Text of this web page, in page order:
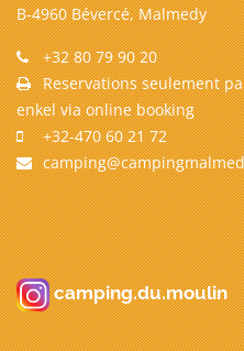
B-4960 Bévercé, Malmedy
+32 80 79 90 20
Reservations seulement
enkel via online booking
+32-470 60 21 72
camping.du.moulin